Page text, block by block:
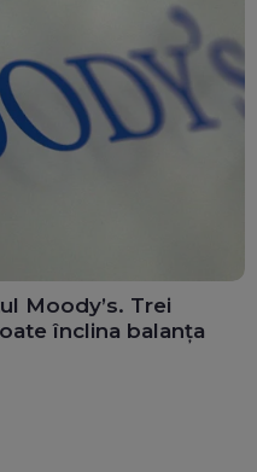
Moody’s. Trei
înclina balanța